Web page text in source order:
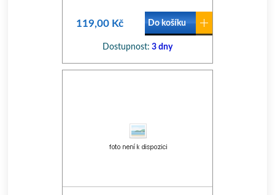
119,00 Kč Do košíku
Dostupnost: 3 dny